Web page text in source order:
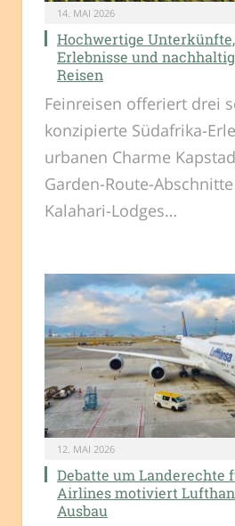
14. MAI 2026
Hochwertige
Erlebnisse und
Reisen
Feinreisen offeriert drei
konzipierte Südafrika-
urbanen Charme
Garden-Route-
Kalahari-Lodges…
12. MAI 2026
Debatte um Landerechte
Airlines motiviert
Ausbau